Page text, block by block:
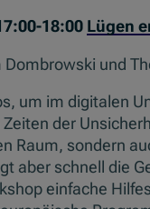
18:00 Lügen
Dombrowski und
um im digitalen
Zeiten der
Raum, sondern
aber schnell die
einfache